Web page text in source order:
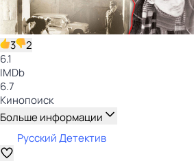
3
2
6.1
IMDb
6.7
Кинопоиск
Больше информации
Русский Детектив